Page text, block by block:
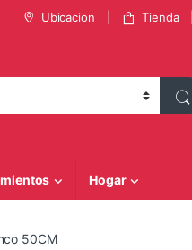
Ubicacion Tienda
Hogar
50CM